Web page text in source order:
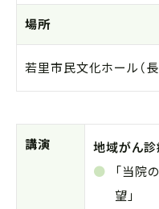
場所
若里市民文化ホール（
講演
地域がん
「当院
望」